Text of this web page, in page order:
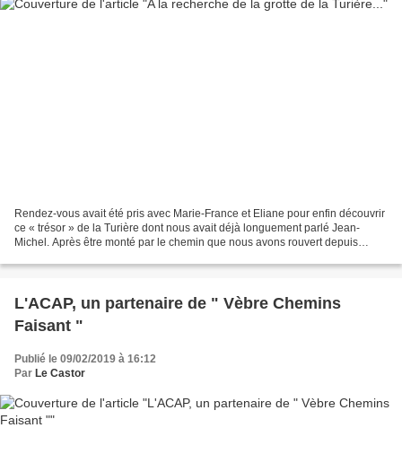
Rendez-vous avait été pris avec Marie-France et Eliane pour enfin découvrir
ce « trésor » de la Turière dont nous avait déjà longuement parlé Jean-
Michel. Après être monté par le chemin que nous avons rouvert depuis
L'ACAP, un partenaire de " Vèbre Chemins
Faisant "
Publié le 09/02/2019 à 16:12
Par Le Castor